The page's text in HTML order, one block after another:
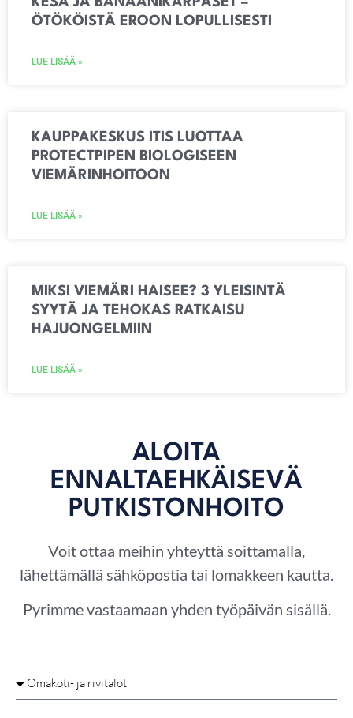
ÖTÖKÖISTÄ EROON LOPULLISESTI
LUE LISÄÄ »
KAUPPAKESKUS ITIS LUOTTAA
PROTECTPIPEN BIOLOGISEEN
VIEMÄRINHOITOON
LUE LISÄÄ »
MIKSI VIEMÄRI HAISEE? 3 YLEISINTÄ
SYYTÄ JA TEHOKAS RATKAISU
HAJUONGELMIIN
LUE LISÄÄ »
ALOITA
ENNALTAEHKÄISEVÄ
PUTKISTONHOITO
Voit ottaa meihin yhteyttä soittamalla,
lähettämällä sähköpostia tai lomakkeen kautta.
Pyrimme vastaamaan yhden työpäivän sisällä.